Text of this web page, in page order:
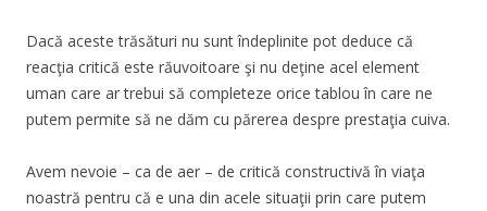
Dacă aceste trăsături nu sunt îndeplinite pot deduce că
reacţia critică este răuvoitoare şi nu deţine acel element
uman care ar trebui să completeze orice tablou în care ne
putem permite să ne dăm cu părerea despre prestaţia cuiva.
Avem nevoie – ca de aer – de critică constructivă în viaţa
noastră pentru că e una din acele situaţii prin care putem